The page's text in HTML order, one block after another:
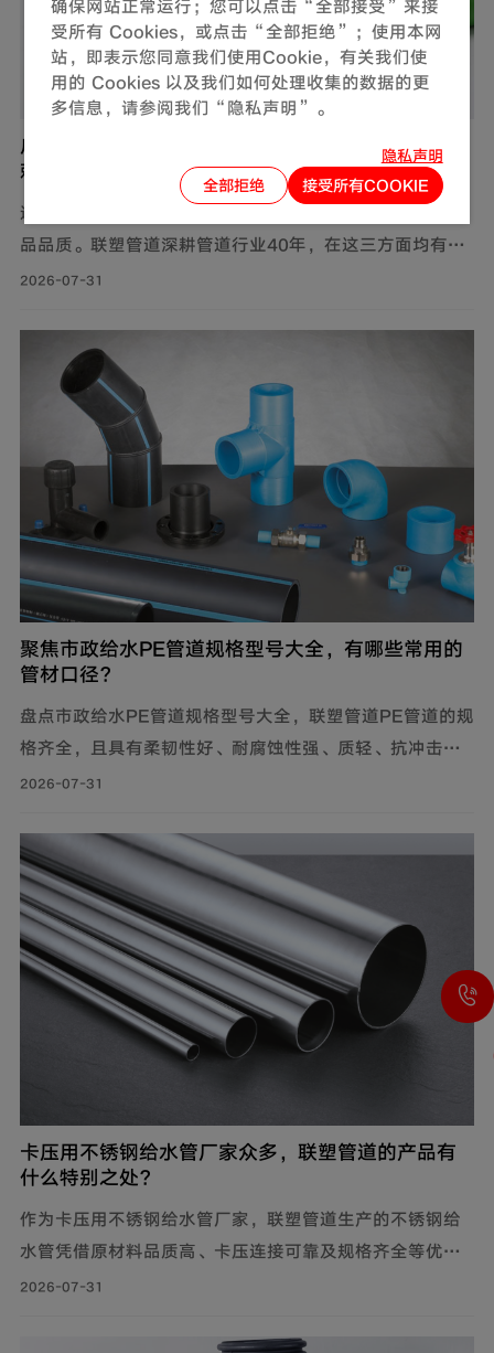
广东PP-R给水管厂家怎么选？联塑管道是否值得信
赖？
选广东PP-R给水管厂家，主要看生产规模、供货保障和产
品品质。联塑管道深耕管道行业40年，在这三方面均有可
靠表现，是值得信赖的选择。
2026-07-31
聚焦市政给水PE管道规格型号大全，有哪些常用的
管材口径？
盘点市政给水PE管道规格型号大全，联塑管道PE管道的规
格齐全，且具有柔韧性好、耐腐蚀性强、质轻、抗冲击性
能优良等特点，广泛应用于市政供水系统、建筑给水系统
（dn20-dn110）用于支管及小区给水，大口径（dn125-
dn1600）用于市政主干管。
2026-07-31
卡压用不锈钢给水管厂家众多，联塑管道的产品有
什么特别之处？
作为卡压用不锈钢给水管厂家，联塑管道生产的不锈钢给
水管凭借原材料品质高、卡压连接可靠及规格齐全等优
势，广泛应用于建筑给水、冷却循环水系统、气体输送等
2026-07-31
确保网站正常运行；您可以点击“全部接受”来接
受所有 Cookies，或点击“全部拒绝”；使用本网
站，即表示您同意我们使用Cookie，有关我们使
用的 Cookies 以及我们如何处理收集的数据的更
多信息，请参阅我们“隐私声明”。
隐私声明
全部拒绝
接受所有COOKIE